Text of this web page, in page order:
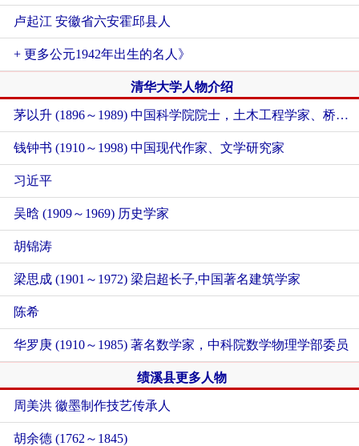
卢起江 安徽省六安霍邱县人
+ 更多公元1942年出生的名人》
清华大学人物介绍
茅以升 (1896～1989) 中国科学院院士，土木工程学家、桥梁专家、工程教育家
钱钟书 (1910～1998) 中国现代作家、文学研究家
习近平
吴晗 (1909～1969) 历史学家
胡锦涛
梁思成 (1901～1972) 梁启超长子,中国著名建筑学家
陈希
华罗庚 (1910～1985) 著名数学家，中科院数学物理学部委员
绩溪县更多人物
周美洪 徽墨制作技艺传承人
胡余德 (1762～1845)